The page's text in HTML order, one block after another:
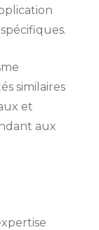
similaires
et
aux